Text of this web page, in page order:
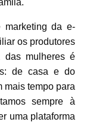
marketing da e-
os produtores
das mulheres é
de casa e do
mais tempo para
sempre à
uma plataforma